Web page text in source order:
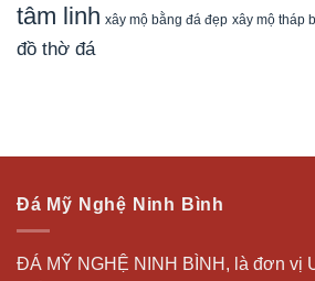
tâm linh xây mộ bằng đá đẹp xây mộ tháp
đồ thờ đá
Đá Mỹ Nghệ Ninh Bình
ĐÁ MỸ NGHỆ NINH BÌNH, là đơn vị